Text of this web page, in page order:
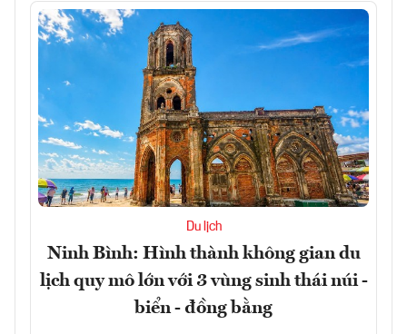
Du lịch
Ninh Bình: Hình thành không gian du
lịch quy mô lớn với 3 vùng sinh thái núi -
biển - đồng bằng